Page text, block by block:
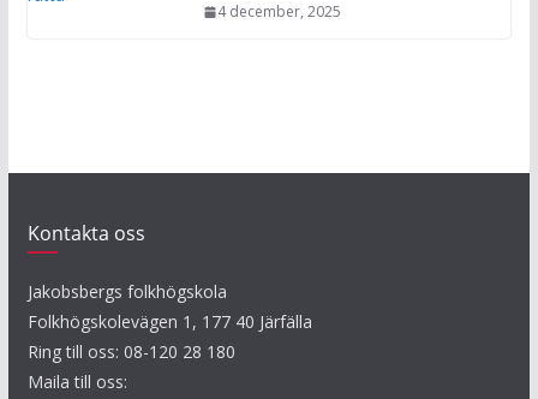
4 december, 2025
Kontakta oss
Jakobsbergs folkhögskola
Folkhögskolevägen 1, 177 40 Järfälla
Ring till oss: 08-120 28 180
Maila till oss: